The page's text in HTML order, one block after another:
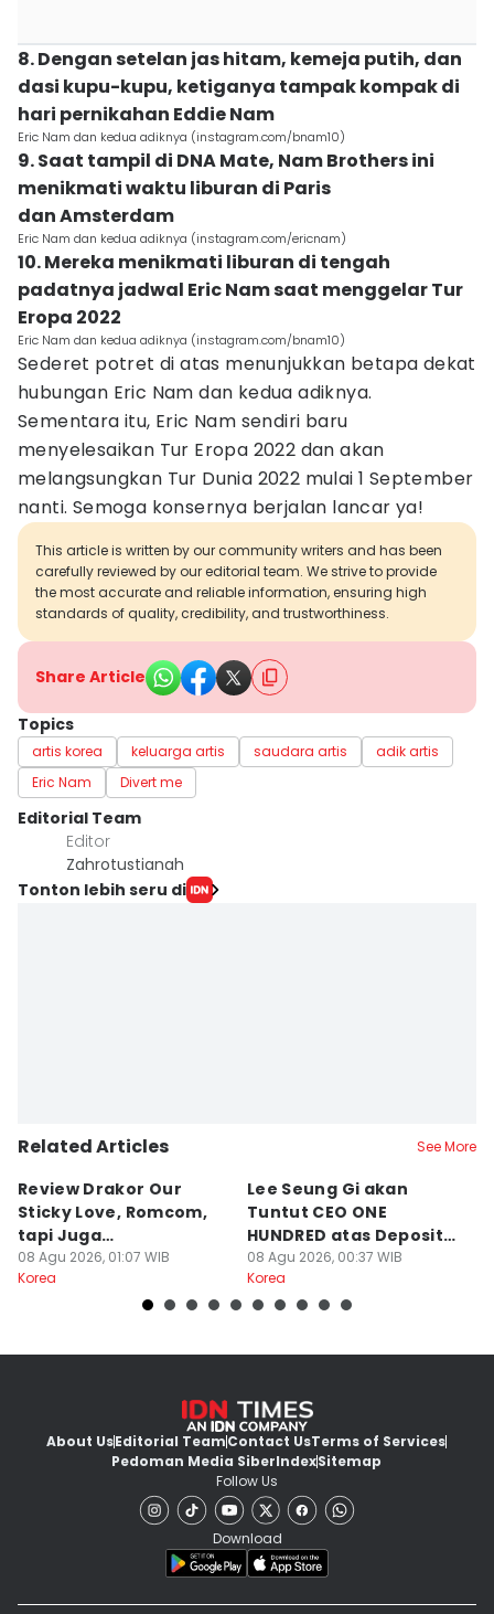
8. Dengan setelan jas hitam, kemeja putih, dan
dasi kupu-kupu, ketiganya tampak kompak di
hari pernikahan Eddie Nam
Eric Nam dan kedua adiknya (instagram.com/bnam10)
9. Saat tampil di DNA Mate, Nam Brothers ini
menikmati waktu liburan di Paris
dan Amsterdam
Eric Nam dan kedua adiknya (instagram.com/ericnam)
10. Mereka menikmati liburan di tengah
padatnya jadwal Eric Nam saat menggelar Tur
Eropa 2022
Eric Nam dan kedua adiknya (instagram.com/bnam10)
Sederet potret di atas menunjukkan betapa dekat
hubungan Eric Nam dan kedua adiknya.
Sementara itu, Eric Nam sendiri baru
menyelesaikan Tur Eropa 2022 dan akan
melangsungkan Tur Dunia 2022 mulai 1 September
nanti. Semoga konsernya berjalan lancar ya!
This article is written by our community writers and has been
carefully reviewed by our editorial team. We strive to provide
the most accurate and reliable information, ensuring high
standards of quality, credibility, and trustworthiness.
Share Article
Topics
artis korea keluarga artis saudara artis
adik artis
Eric Nam
Divert me
Editorial Team
Editor
Zahrotustianah
Tonton lebih seru di
Related Articles See More
Review Drakor Our
Sticky Love, Romcom,
tapi Juga
Menegangkan!
08 Agu 2026, 01:07 WIB
Korea
Lee Seung Gi akan
Tuntut CEO ONE
HUNDRED atas Deposit
Rumah Rp132 M
08 Agu 2026, 00:37 WIB
Korea
About UsEditorial TeamContact UsTerms of Services
Pedoman Media SiberIndexSitemap
Follow Us
Download